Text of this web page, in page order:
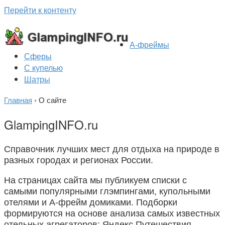
Перейти к контенту
А-фреймы
Сферы
С купелью
Шатры
Главная › О сайте
GlampingINFO.ru
Справочник лучших мест для отдыха на природе в
разных городах и регионах России.
На страницах сайта мы публикуем списки с
самыми популярными глэмпингами, купольными
отелями и А-фрейм домиками. Подборки
формируются на основе анализа самых известных